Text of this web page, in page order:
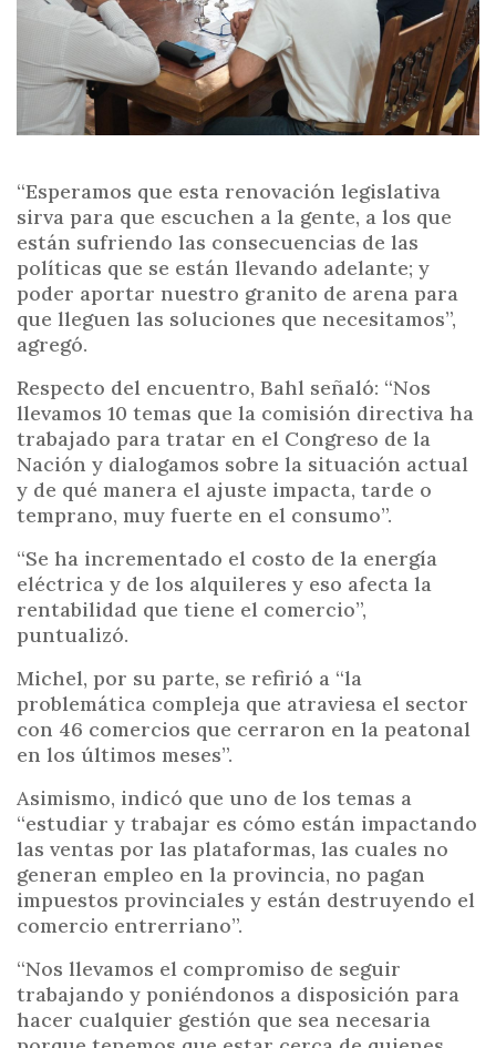
“Esperamos que esta renovación legislativa
sirva para que escuchen a la gente, a los que
están sufriendo las consecuencias de las
políticas que se están llevando adelante; y
poder aportar nuestro granito de arena para
que lleguen las soluciones que necesitamos”,
agregó.
Respecto del encuentro, Bahl señaló: “Nos
llevamos 10 temas que la comisión directiva ha
trabajado para tratar en el Congreso de la
Nación y dialogamos sobre la situación actual
y de qué manera el ajuste impacta, tarde o
temprano, muy fuerte en el consumo”.
“Se ha incrementado el costo de la energía
eléctrica y de los alquileres y eso afecta la
rentabilidad que tiene el comercio”,
puntualizó.
Michel, por su parte, se refirió a “la
problemática compleja que atraviesa el sector
con 46 comercios que cerraron en la peatonal
en los últimos meses”.
Asimismo, indicó que uno de los temas a
“estudiar y trabajar es cómo están impactando
las ventas por las plataformas, las cuales no
generan empleo en la provincia, no pagan
impuestos provinciales y están destruyendo el
comercio entrerriano”.
“Nos llevamos el compromiso de seguir
trabajando y poniéndonos a disposición para
hacer cualquier gestión que sea necesaria